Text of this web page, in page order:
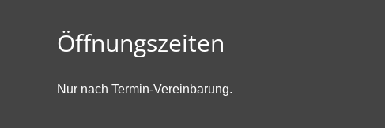
Öffnungszeiten
Nur nach Termin-Vereinbarung.